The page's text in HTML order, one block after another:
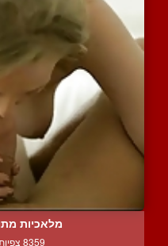
מלאכיות
8359 צפיות